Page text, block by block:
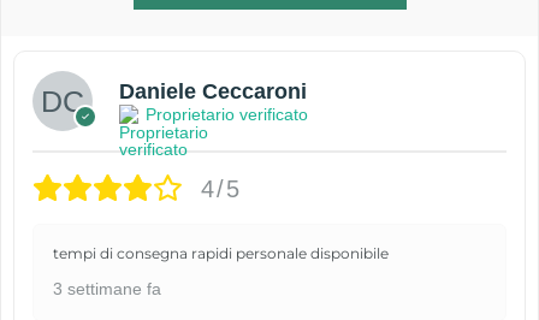
Daniele Ceccaroni
Proprietario verificato
4/5
tempi di consegna rapidi personale disponibile
3 settimane fa